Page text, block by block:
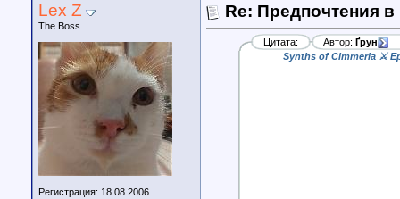
Lex Z
The Boss
Регистрация: 18.08.2006
Re: Предпочтения
Цитата: Автор: Ґрун
Synths of Cimmeria ⚔️